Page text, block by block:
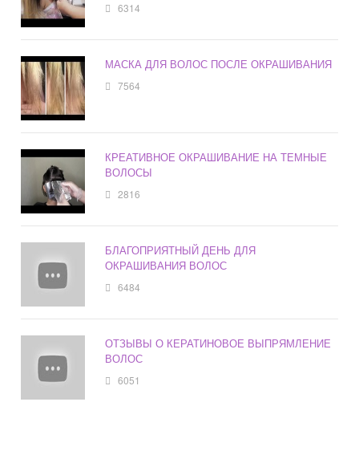
6314
МАСКА ДЛЯ ВОЛОС ПОСЛЕ ОКРАШИВАНИЯ
7564
КРЕАТИВНОЕ ОКРАШИВАНИЕ НА ТЕМНЫЕ
ВОЛОСЫ
2816
БЛАГОПРИЯТНЫЙ ДЕНЬ ДЛЯ
ОКРАШИВАНИЯ ВОЛОС
6484
ОТЗЫВЫ О КЕРАТИНОВОЕ ВЫПРЯМЛЕНИЕ
ВОЛОС
6051